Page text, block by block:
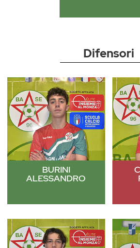
Difensori
BURINI
ALESSANDRO